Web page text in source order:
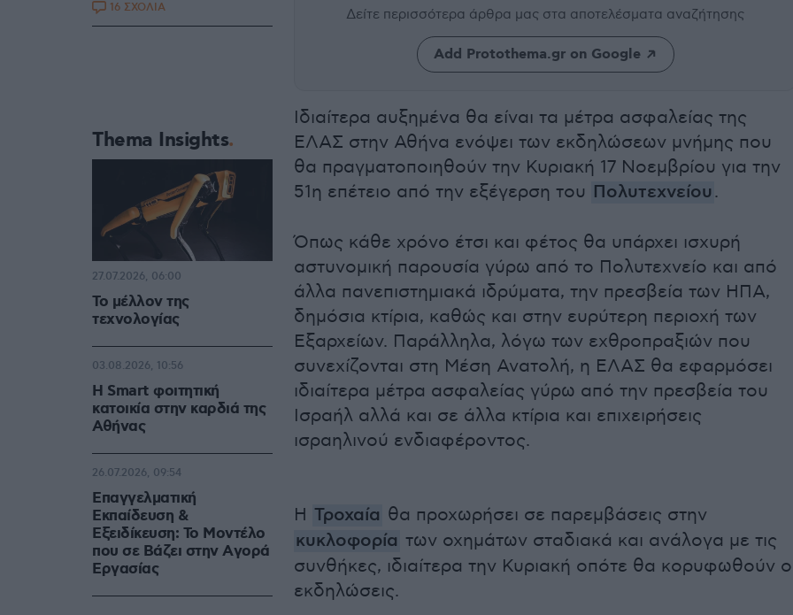
Δείτε περισσότερα άρθρα μας στα αποτελέσματα αναζήτησης
Add Protothema.gr on Google
Ιδιαίτερα αυξημένα θα είναι τα μέτρα ασφαλείας της
ΕΛΑΣ στην Αθήνα ενόψει των εκδηλώσεων μνήμης που
θα πραγματοποιηθούν την Κυριακή 17 Νοεμβρίου για την
51η επέτειο από την εξέγερση του Πολυτεχνείου.
Όπως κάθε χρόνο έτσι και φέτος θα υπάρχει ισχυρή
αστυνομική παρουσία γύρω από το Πολυτεχνείο και από
άλλα πανεπιστημιακά ιδρύματα, την πρεσβεία των ΗΠΑ,
δημόσια κτίρια, καθώς και στην ευρύτερη περιοχή των
Εξαρχείων. Παράλληλα, λόγω των εχθροπραξιών που
συνεχίζονται στη Μέση Ανατολή, η ΕΛΑΣ θα εφαρμόσει
ιδιαίτερα μέτρα ασφαλείας γύρω από την πρεσβεία του
Ισραήλ αλλά και σε άλλα κτίρια και επιχειρήσεις
ισραηλινού ενδιαφέροντος.
H Τροχαία θα προχωρήσει σε παρεμβάσεις στην
κυκλοφορία των οχημάτων σταδιακά και ανάλογα με τις
συνθήκες, ιδιαίτερα την Κυριακή οπότε θα κορυφωθούν
εκδηλώσεις.
16 ΣΧΟΛΙΑ
Thema Insights
Το μέλλον της
τεχνολογίας
27.07.2026, 06:00
Η Smart φοιτητική
κατοικία στην καρδιά της
Αθήνας
03.08.2026, 10:56
Επαγγελματική
Εκπαίδευση &
Εξειδίκευση: Το Mοντέλο
που σε Bάζει στην Aγορά
Eργασίας
26.07.2026, 09:54